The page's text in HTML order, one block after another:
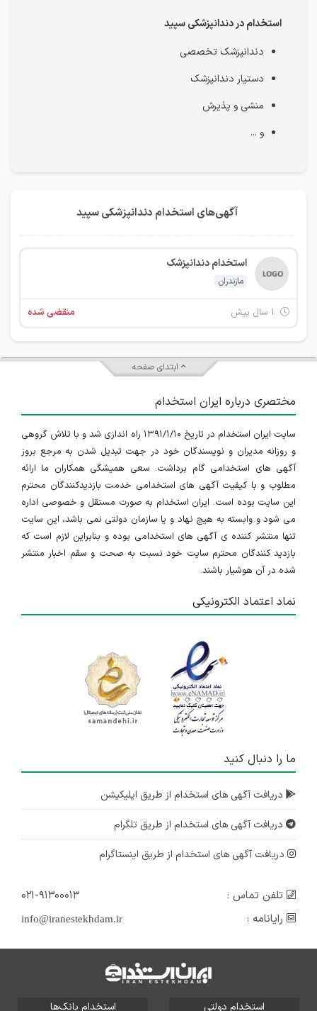
استخدام در دندانپزشکی سپید
دندانپزشک تخصصی
دستیار دندانپزشک
منشی و پذیرش
و ...
آگهی‌های استخدام دندانپزشکی سپید
استخدام دندانپزشک
مازندران
منقضی شده
ابتدای صفحه
مختصری درباره ایران استخدام
سایت ایران استخدام در تاریخ ۱۳۹۱/۱/۱۰ راه اندازی شد و با تلاش گروهی
و روزانه مدیران و نویسندگان خود در جهت تبدیل شدن به مرجع بروز
آگهی های استخدامی گام برداشت. سعی همیشگی همکاران ما ارائه
مطلوب و با کیفیت آگهی های استخدامی خدمت بازدیدکنندگان محترم
این سایت بوده است. ایران استخدام به صورت مستقل و خصوصی اداره
می شود و وابسته به هیچ نهاد و یا سازمان دولتی نمی باشد، این سایت
تنها منتشر کننده ی آگهی های استخدامی بوده و بنابراین لازم است که
بازدید کنندگان محترم سایت خود نسبت به صحت و سقم اخبار منتشر
شده در آن هوشیار باشند.
نماد اعتماد الکترونیکی
ما را دنبال کنید
دریافت آگهی های استخدام از طریق اپلیکیشن
دریافت آگهی های استخدام از طریق تلگرام
دریافت آگهی های استخدام از طریق اینستاگرام
تلفن تماس :
۰۲۱-۹۱۳۰۰۰۱۳
رایانامه :
info@iranestekhdam.ir
استخدام دولتی استخدام بانک‌ها